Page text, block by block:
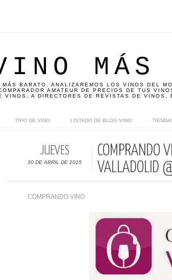
MÁS
BARATO. ANALIZAREMOS LOS VINOS DEL
AMATEUR DE PRECIOS DE TUS
VINOS, A DIRECTORES DE REVISTAS DE VINOS,
TIPO DE VINO LISTADO DE BLOG VINO
JUEVES
30 DE ABRIL DE 2015
COMPRANDO
VALLADOLID
COMPRANDO VINO